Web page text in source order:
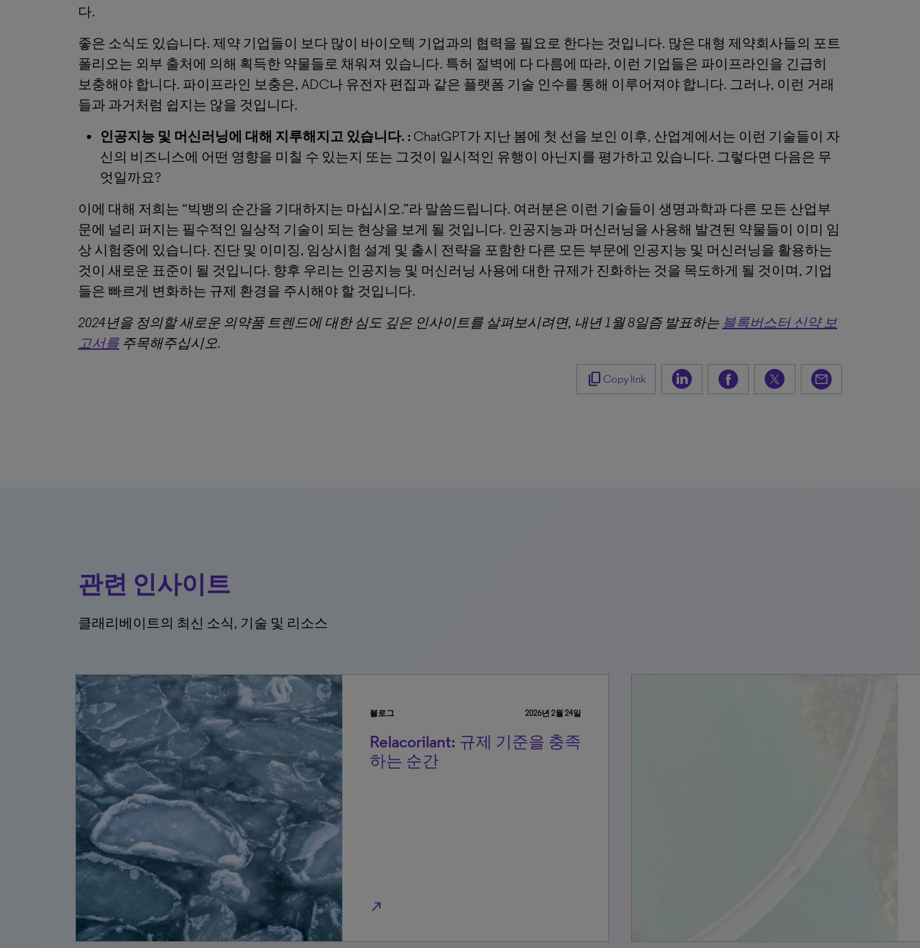
다.
좋은 소식도 있습니다. 제약 기업들이 보다 많이 바이오텍 기업과의 협력을 필요로 한다는 것입니다. 많은 대형 제약회사들의 포트
폴리오는 외부 출처에 의해 획득한 약물들로 채워져 있습니다. 특허 절벽에 다 다름에 따라, 이런 기업들은 파이프라인을 긴급히
보충해야 합니다. 파이프라인 보충은, ADC나 유전자 편집과 같은 플랫폼 기술 인수를 통해 이루어져야 합니다. 그러나, 이런 거래
들과 과거처럼 쉽지는 않을 것입니다.
인공지능 및 머신러닝에 대해 지루해지고 있습니다. : ChatGPT가 지난 봄에 첫 선을 보인 이후, 산업계에서는 이런 기술들이 자
신의 비즈니스에 어떤 영향을 미칠 수 있는지 또는 그것이 일시적인 유행이 아닌지를 평가하고 있습니다. 그렇다면 다음은 무
엇일까요?
이에 대해 저희는 “빅뱅의 순간을 기대하지는 마십시오.”라 말씀드립니다. 여러분은 이런 기술들이 생명과학과 다른 모든 산업부
문에 널리 퍼지는 필수적인 일상적 기술이 되는 현상을 보게 될 것입니다. 인공지능과 머신러닝을 사용해 발견된 약물들이 이미 임
상 시험중에 있습니다. 진단 및 이미징, 임상시험 설계 및 출시 전략을 포함한 다른 모든 부문에 인공지능 및 머신러닝을 활용하는
것이 새로운 표준이 될 것입니다. 향후 우리는 인공지능 및 머신러닝 사용에 대한 규제가 진화하는 것을 목도하게 될 것이며, 기업
들은 빠르게 변화하는 규제 환경을 주시해야 할 것입니다.
2024년을 정의할 새로운 의약품 트렌드에 대한 심도 깊은 인사이트를 살펴보시려면, 내년 1월 8일즘 발표하는 블록버스터 신약 보
고서를 주목해주십시오.
content_copy Copy link
관련 인사이트
클래리베이트의 최신 소식, 기술 및 리소스
블로그 2026년 2월 24일
Relacorilant: 규제 기준을 충족
하는 순간
north_east